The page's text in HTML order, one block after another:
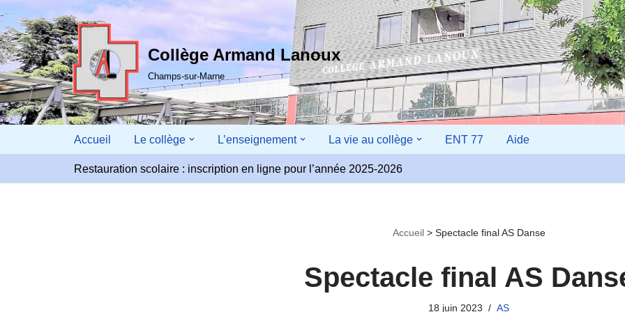
Aller
au
contenu
Collège Armand Lanoux
Champs-sur-Marne
Accueil Le collège L’enseignement La vie au collège ENT 77 Aide
Restauration scolaire : inscription en ligne pour l’année 2025-2026
Accueil> Spectacle final AS Danse
Spectacle final AS
18 juin 2023 AS